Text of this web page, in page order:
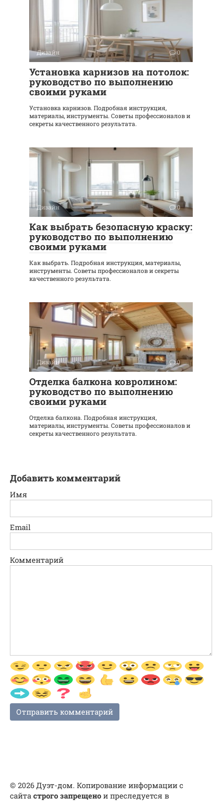
Дизайн 0
Установка карнизов на потолок:
руководство по выполнению
своими руками
Установка карнизов. Подробная инструкция,
материалы, инструменты. Советы профессионалов и
секреты качественного результата.
Дизайн 0
Как выбрать безопасную краску:
руководство по выполнению
своими руками
Как выбрать. Подробная инструкция, материалы,
инструменты. Советы профессионалов и секреты
качественного результата.
Дизайн 0
Отделка балкона ковролином:
руководство по выполнению
своими руками
Отделка балкона. Подробная инструкция,
материалы, инструменты. Советы профессионалов и
секреты качественного результата.
Добавить комментарий
Имя
Email
Комментарий
© 2026 Дуэт-дом. Копирование информации с
сайта строго запрещено и преследуется в